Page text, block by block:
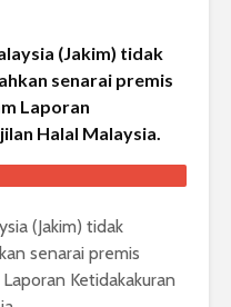
(Jakim) tidak
senarai premis
Laporan
Halal Malaysia.
(Jakim) tidak
senarai premis
Ketidakakuran